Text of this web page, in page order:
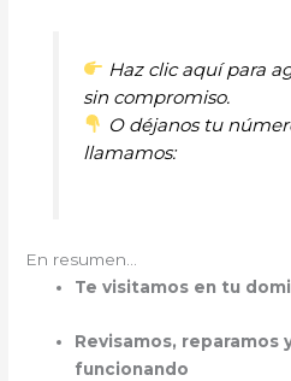
Haz clic aquí para
sin compromiso.
O déjanos tu
llamamos:
En resumen…
Te visitamos en tu
Revisamos, reparamos
funcionando